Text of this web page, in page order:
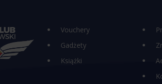
Vouchery
Gadżety
Książki